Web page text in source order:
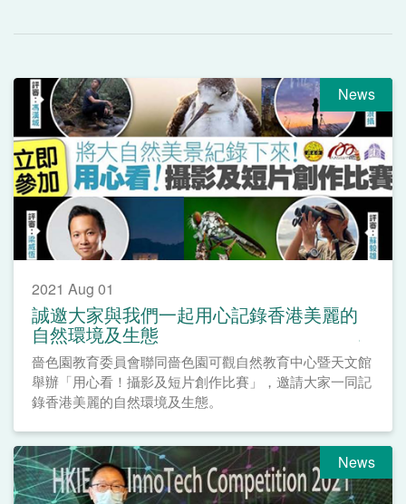
News
2021 Aug 01
誠邀大家與我們一起用心記錄香港美麗的
自然環境及生態
嗇色園教育委員會聯同嗇色園可觀自然教育中心暨天文館
舉辦「用心看！攝影及短片創作比賽」，邀請大家一同記
錄香港美麗的自然環境及生態。
News